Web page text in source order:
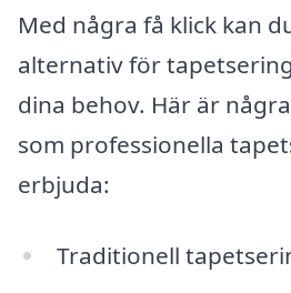
Med några få klick kan
alternativ för
dina behov. Här är
som professionella
erbjuda:
Traditionell